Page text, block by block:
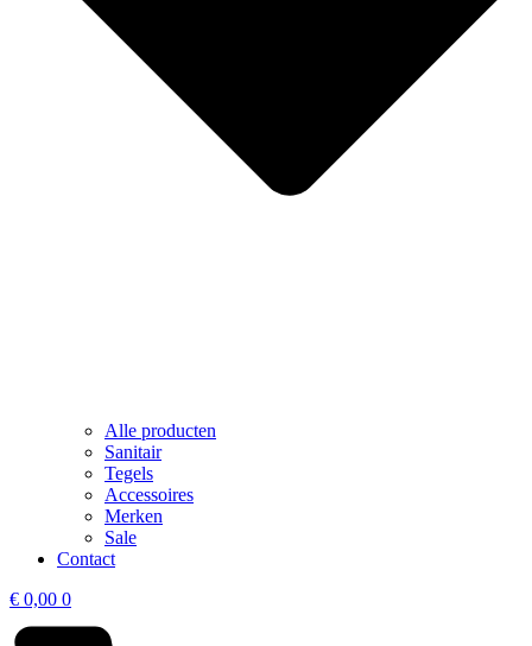
Alle producten
Sanitair
Tegels
Accessoires
Merken
Sale
Contact
€ 0,00 0